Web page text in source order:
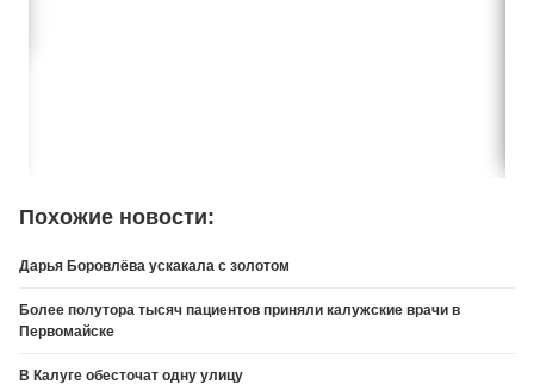
Похожие новости:
Дарья Боровлёва ускакала с золотом
Более полутора тысяч пациентов приняли калужские врачи в
Первомайске
В Калуге обесточат одну улицу